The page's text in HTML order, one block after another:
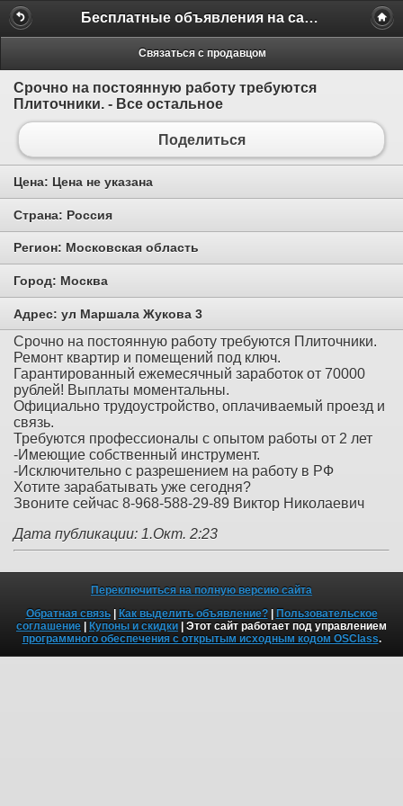
Бесплатные объявления на сайте MILAMO.ru
Связаться с продавцом
Срочно на постоянную работу требуются
Плиточники. - Все остальное
Поделиться
Цена: Цена не указана
Страна: Россия
Регион: Московская область
Город: Москва
Адрес: ул Маршала Жукова 3
Срочно на постоянную работу требуются Плиточники.
Ремонт квартир и помещений под ключ.
Гарантированный ежемесячный заработок от 70000
рублей! Выплаты моментальны.
Официально трудоустройство, оплачиваемый проезд и
связь.
Требуются профессионалы с опытом работы от 2 лет
-Имеющие собственный инструмент.
-Исключительно с разрешением на работу в РФ
Хотите зарабатывать уже сегодня?
Звоните сейчас 8-968-588-29-89 Виктор Николаевич
Дата публикации: 1.Окт. 2:23
Переключиться на полную версию сайта
Обратная связь| Как выделить объявление?|
Пользовательское
соглашение
Купоны и скидки | Этот сайт работает под управлением
программного обеспечения с открытым исходным кодом OSClass.